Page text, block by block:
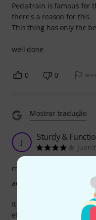
Pedaltrain is famous for
there's a reason for this.
This thing has only the
well done
0 0
Mostrar tradução
J Sturdy &
It's my first time to build
effects guy. and this was
manuseio
acabamento